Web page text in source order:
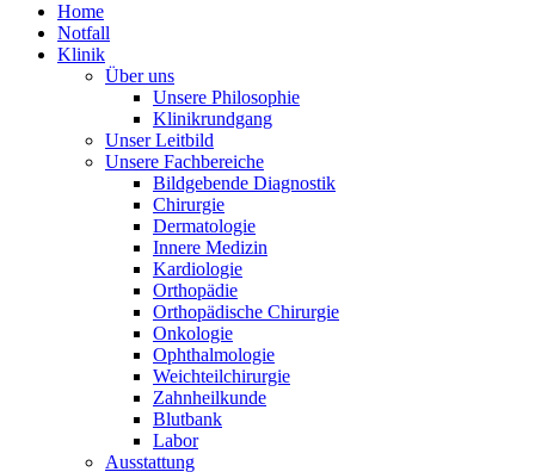
Home
Notfall
Klinik
Über uns
Unsere Philosophie
Klinikrundgang
Unser Leitbild
Unsere Fachbereiche
Bildgebende Diagnostik
Chirurgie
Dermatologie
Innere Medizin
Kardiologie
Orthopädie
Orthopädische Chirurgie
Onkologie
Ophthalmologie
Weichteilchirurgie
Zahnheilkunde
Blutbank
Labor
Ausstattung